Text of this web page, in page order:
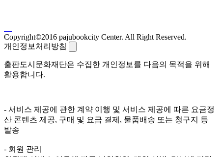
Copyright©2016 pajubookcity Center. All Right Reserved.
개인정보처리방침
출판도시문화재단은 수집한 개인정보를 다음의 목적을 위해
활용합니다.
- 서비스 제공에 관한 계약 이행 및 서비스 제공에 따른 요금정
산 콘텐츠 제공, 구매 및 요금 결제, 물품배송 또는 청구지 등
발송
- 회원 관리